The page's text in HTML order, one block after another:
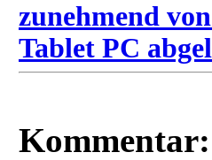
zunehmend
Tablet PC
Kommentar: